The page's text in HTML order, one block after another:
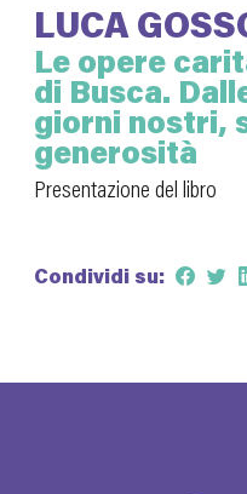
LUCA
Le opere
di Busca.
giorni nostri,
generosità
Presentazione del libro
Condividi su: